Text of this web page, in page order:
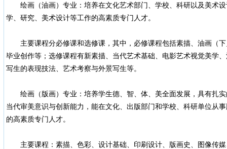
绘画（油画）专业：培养在文化艺术部门、学校、科研以及美术设
学、研究、美术设计等工作的高素质专门人才。
主要课程分必修课和选修课，其中，必修课程包括素描、油画（下
毕业创作等；选修课程有新素描、当代艺术基础、电影艺术视觉美学
写生的表现技法、艺术考察与外景写生等。
绘画（版画）专业：培养学生德、智、体、美全面发展，具有扎实
当代审美意识与创新能力，能在文化、出版部门和学校、科研单位从
的高素质专门人才。
主要课程：素描、色彩、设计基础、印刷设计、版画史、图像传媒